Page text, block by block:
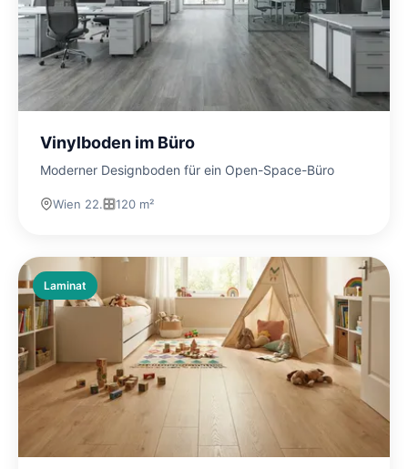
Vinylboden im Büro
Moderner Designboden für ein Open-Space-Büro
Wien 22. 120 m²
Laminat